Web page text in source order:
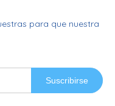
para que nuestra
Suscribirse